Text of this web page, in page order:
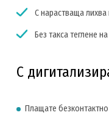
С нарастваща лихва
Без такса теглене
С
Плащате безконтактно